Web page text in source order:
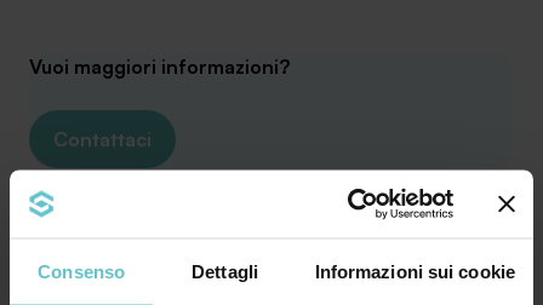
Consenso Dettagli Informazioni sui cookie
Vuoi maggiori informazioni?
Contattaci